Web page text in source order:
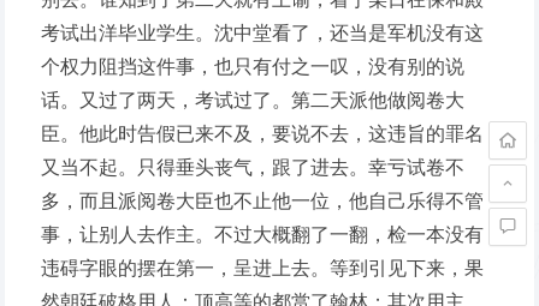
考试出洋毕业学生。沈中堂看了，还当是军机没有这
个权力阻挡这件事，也只有付之一叹，没有别的说
话。又过了两天，考试过了。第二天派他做阅卷大
臣。他此时告假已来不及，要说不去，这违旨的罪名
又当不起。只得垂头丧气，跟了进去。幸亏试卷不
多，而且派阅卷大臣也不止他一位，他自己乐得不管
事，让别人去作主。不过大概翻了一翻，检一本没有
违碍字眼的摆在第一，呈进上去。等到引见下来，果
然朝廷破格用人：顶高等的都赏了翰林；其次用主